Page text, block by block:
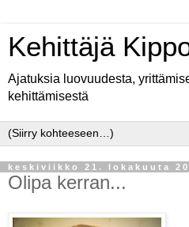
Kehittäjä
Ajatuksia luovuudesta,
kehittämisestä
keskiviikko 21. lokakuuta
Olipa kerran...